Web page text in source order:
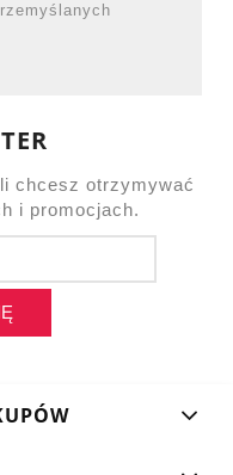
chcesz otrzymywać
i promocjach.